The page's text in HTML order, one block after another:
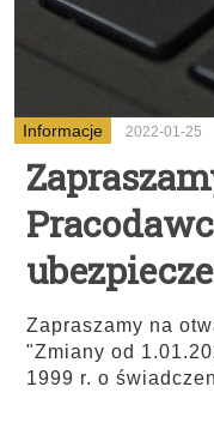
Informacje 2022-01-25
Zapraszamy na
"Zmiany od
1999 r. o